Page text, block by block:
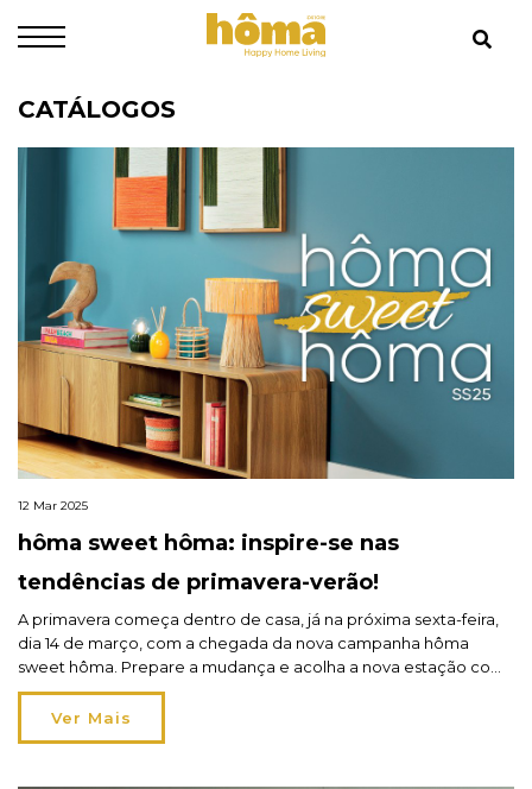
CATÁLOGOS
12 Mar 2025
hôma sweet hôma: inspire-se nas
tendências de primavera-verão!
A primavera começa dentro de casa, já na próxima sexta-feira,
dia 14 de março, com a chegada da nova campanha hôma
sweet hôma. Prepare a mudança e acolha a nova estação com
as coleções que vão renovar a sua decoração: Wild Romance,
Malakite e Yucatan! Deixar a casa pronta para a primavera é
muito mais […]
Ver Mais